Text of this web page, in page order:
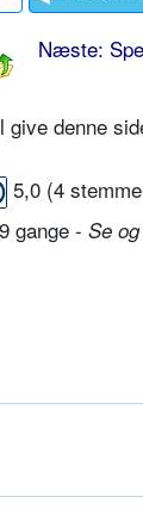
Næste:
give denne
5,0 (4
gange - Se